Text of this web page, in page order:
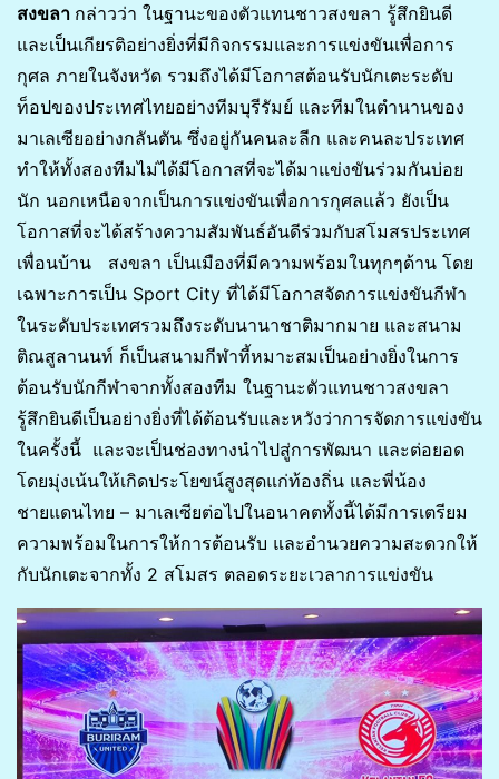
สงขลา กล่าวว่า ในฐานะของตัวแทนชาวสงขลา รู้สึกยินดี
และเป็นเกียรติอย่างยิ่งที่มีกิจกรรมและการแข่งขันเพื่อการ
กุศล ภายในจังหวัด รวมถึงได้มีโอกาสต้อนรับนักเตะระดับ
ท็อปของประเทศไทยอย่างทีมบุรีรัมย์ และทีมในตำนานของ
มาเลเซียอย่างกลันตัน ซึ่งอยู่กันคนละลีก และคนละประเทศ
ทำให้ทั้งสองทีมไม่ได้มีโอกาสที่จะได้มาแข่งขันร่วมกันบ่อย
นัก นอกเหนือจากเป็นการแข่งขันเพื่อการกุศลแล้ว ยังเป็น
โอกาสที่จะได้สร้างความสัมพันธ์อันดีร่วมกับสโมสรประเทศ
เพื่อนบ้าน สงขลา เป็นเมืองที่มีความพร้อมในทุกๆด้าน โดย
เฉพาะการเป็น Sport City ที่ได้มีโอกาสจัดการแข่งขันกีฬา
ในระดับประเทศรวมถึงระดับนานาชาติมากมาย และสนาม
ติณสูลานนท์ ก็เป็นสนามกีฬาที้หมาะสมเป็นอย่างยิ่งในการ
ต้อนรับนักกีฬาจากทั้งสองทีม ในฐานะตัวแทนชาวสงขลา
รู้สึกยินดีเป็นอย่างยิ่งที่ได้ต้อนรับและหวังว่าการจัดการแข่งขัน
ในครั้งนี้ และจะเป็นช่องทางนำไปสู่การพัฒนา และต่อยอด
โดยมุ่งเน้นให้เกิดประโยขน์สูงสุดแก่ท้องถิ่น และพี่น้อง
ชายแดนไทย – มาเลเซียต่อไปในอนาคตทั้งนี้ได้มีการเตรียม
ความพร้อมในการให้การต้อนรับ และอำนวยความสะดวกให้
กับนักเตะจากทั้ง 2 สโมสร ตลอดระยะเวลาการแข่งขัน